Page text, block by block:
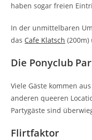
haben sogar freien
In der unmittelbaren
das Cafe Klatsch (200m)
Die Ponyclub
Viele Gäste kommen
anderen queeren
Partygäste sind
Flirtfaktor